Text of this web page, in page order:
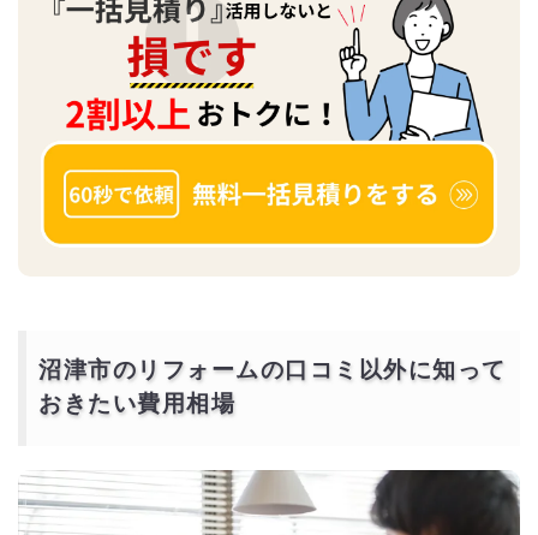
沼津市のリフォームの口コミ以外に知って
おきたい費用相場